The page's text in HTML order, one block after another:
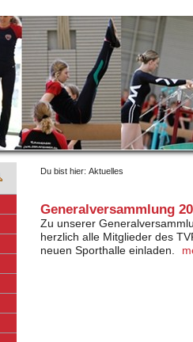
Generalversammlung
Zu unserer
herzlich alle Mitglieder des
neuen Sporthalle einladen.
Du bist hier: Aktuelles